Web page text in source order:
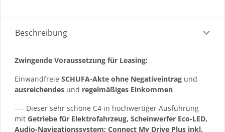
Beschreibung
Zwingende Voraussetzung für Leasing:
Einwandfreie SCHUFA-Akte ohne Negativeintrag und
ausreichendes und regelmäßiges Einkommen
—- Dieser sehr schöne C4 in hochwertiger Ausführung
mit Getriebe für Elektrofahrzeug, Scheinwerfer Eco-LED,
Audio-Navigationssystem: Connect My Drive Plus inkl.